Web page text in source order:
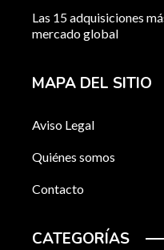
Las 15 adquisiciones
mercado global
MAPA DEL SITIO
Aviso Legal
Quiénes somos
Contacto
CATEGORÍAS